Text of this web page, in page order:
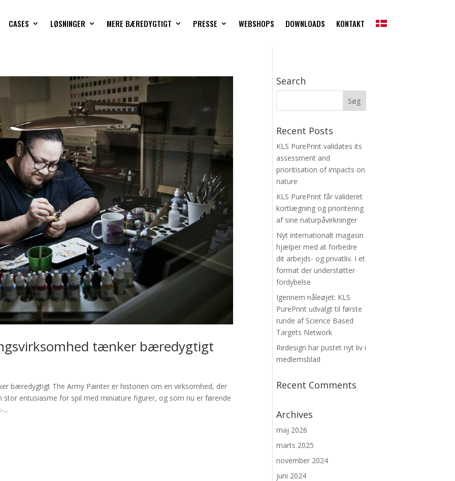
CASES LØSNINGER MERE BÆREDYGTIGT PRESSE WEBSHOPS DOWNLOADS KONTAKT
tænker bæredygtigt
bæredygtigt The Army Painter er historien om en virksomhed, der
stor entusiasme for spil med miniature figurer, og som nu er førende
Search
Recent Posts
KLS PurePrint validates its
assessment and
prioritisation of impacts on
nature
KLS PurePrint får valideret
kortlægning og prioritering
af sine naturpåvirkninger
Nyt internationalt magasin
hjælper med at forbedre
dit arbejds- og privatliv. I et
format der understøtter
fordybelse
Igennem nåleøjet: KLS
PurePrint udvalgt til første
runde af Science Based
Targets Network
Redesign har pustet nyt liv i
medlemsblad
Recent Comments
Archives
maj 2026
marts 2025
november 2024
juni 2024